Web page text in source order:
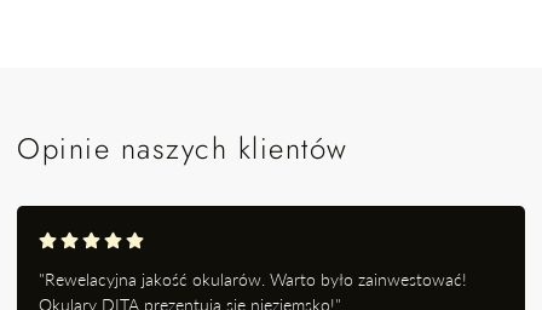
Opinie naszych klientów
"Rewelacyjna jakość okularów. Warto było zainwestować!
Okulary DITA prezentują się nieziemsko!"